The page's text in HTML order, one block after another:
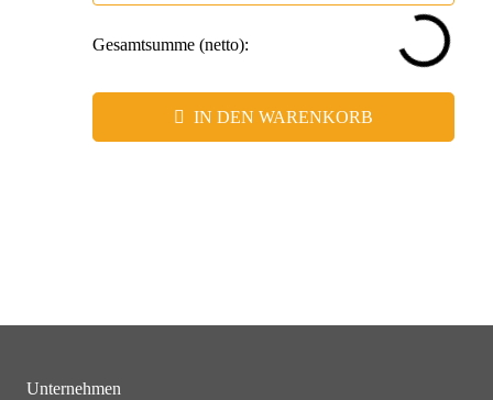
Markenbotschaften.
– Hoher Erinnerungswert durch greifbare Qualität und
stilvolle Ästhetik.
Gesamtsumme (netto):
IN DEN WARENKORB
Unternehmen